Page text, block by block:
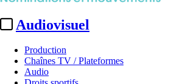
Audiovisuel
Production
Chaînes TV / Plateformes
Audio